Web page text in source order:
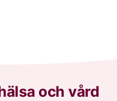
och vård